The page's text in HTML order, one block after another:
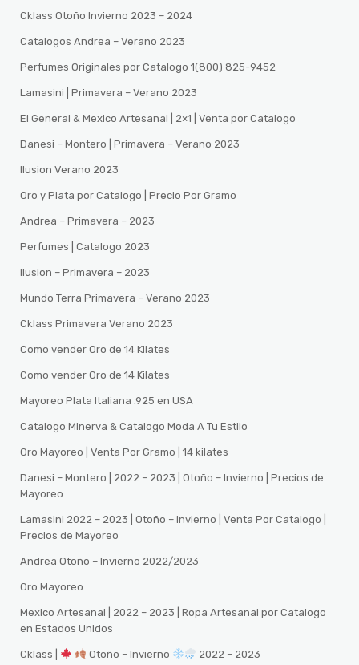
Cklass Otoño Invierno 2023 – 2024
Catalogos Andrea – Verano 2023
Perfumes Originales por Catalogo 1(800) 825-9452
Lamasini | Primavera – Verano 2023
El General & Mexico Artesanal | 2×1 | Venta por Catalogo
Danesi – Montero | Primavera – Verano 2023
Ilusion Verano 2023
Oro y Plata por Catalogo | Precio Por Gramo
Andrea – Primavera – 2023
Perfumes | Catalogo 2023
Ilusion – Primavera – 2023
Mundo Terra Primavera – Verano 2023
Cklass Primavera Verano 2023
Como vender Oro de 14 Kilates
Como vender Oro de 14 Kilates
Mayoreo Plata Italiana .925 en USA
Catalogo Minerva & Catalogo Moda A Tu Estilo
Oro Mayoreo | Venta Por Gramo | 14 kilates
Danesi – Montero | 2022 – 2023 | Otoño – Invierno | Precios de
Mayoreo
Lamasini 2022 – 2023 | Otoño – Invierno | Venta Por Catalogo |
Precios de Mayoreo
Andrea Otoño – Invierno 2022/2023
Oro Mayoreo
Mexico Artesanal | 2022 – 2023 | Ropa Artesanal por Catalogo
en Estados Unidos
Cklass | Otoño – Invierno 2022 – 2023